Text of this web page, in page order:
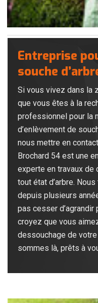
Entreprise
souche
Si vous vivez dans la
que vous êtes à la
professionnel pour la
d’enlèvement de
nous mettre en
Brochard 54 est une
experte en travaux
tout état d’arbre.
depuis plusieurs
pas cesser
croyez que vous
dessouchage de
sommes là, prêts à